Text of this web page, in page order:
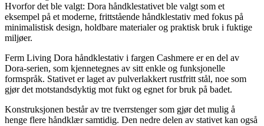
Hvorfor det ble valgt: Dora håndklestativet ble valgt som et
eksempel på et moderne, frittstående håndklestativ med fokus på
minimalistisk design, holdbare materialer og praktisk bruk i fuktige
miljøer.
Ferm Living Dora håndklestativ i fargen Cashmere er en del av
Dora-serien, som kjennetegnes av sitt enkle og funksjonelle
formspråk. Stativet er laget av pulverlakkert rustfritt stål, noe som
gjør det motstandsdyktig mot fukt og egnet for bruk på badet.
Konstruksjonen består av tre tverrstenger som gjør det mulig å
henge flere håndklær samtidig. Den nedre delen av stativet kan også